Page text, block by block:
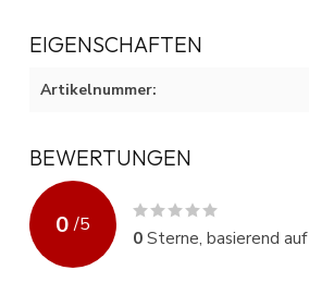
EIGENSCHAFTEN
Artikelnummer:
BEWERTUNGEN
0 /5
0Sterne, basierend auf